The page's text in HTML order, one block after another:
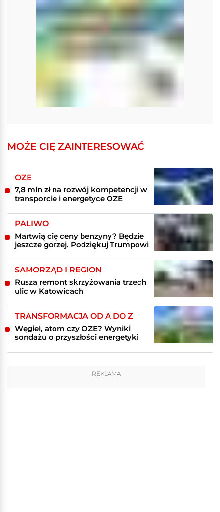
MOŻE CIĘ ZAINTERESOWAĆ
OZE
7,8 mln zł na rozwój kompetencji w
transporcie i energetyce OZE
PALIWO
Martwią cię ceny benzyny? Będzie
jeszcze gorzej. Podziękuj Trumpowi
SAMORZĄD I REGION
Rusza remont skrzyżowania trzech
ulic w Katowicach
TRANSFORMACJA OD A DO Z
Węgiel, atom czy OZE? Wyniki
sondażu o przyszłości energetyki
REKLAMA